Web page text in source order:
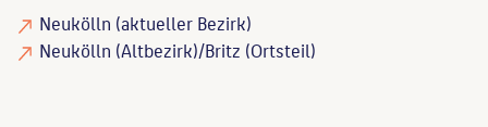
Neukölln (aktueller Bezirk)
Neukölln (Altbezirk)/Britz (Ortsteil)